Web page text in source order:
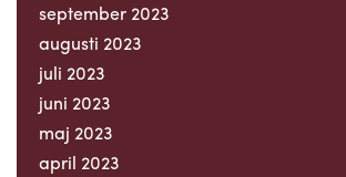
september 2023
augusti 2023
juli 2023
juni 2023
maj 2023
april 2023